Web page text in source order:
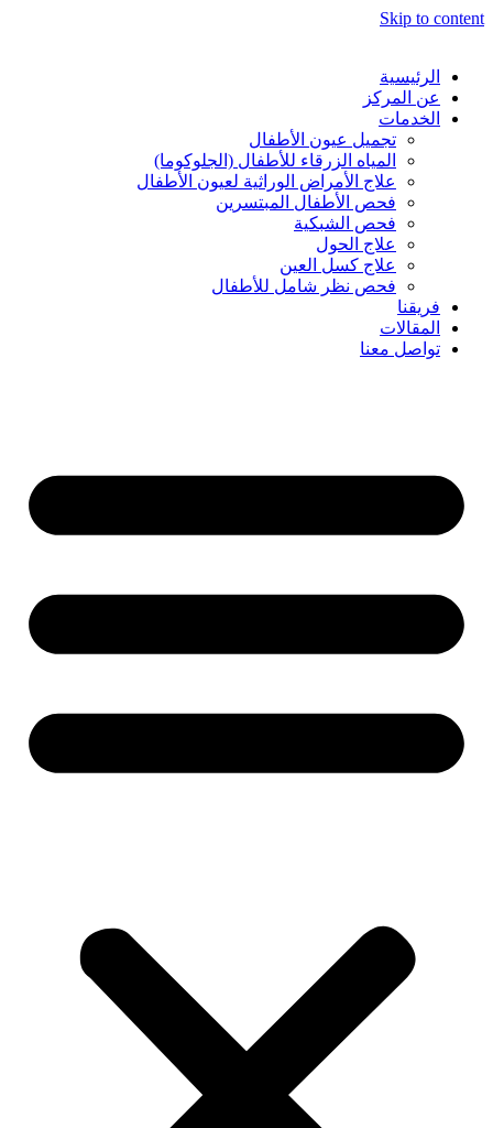
Skip to content
الرئيسية
عن المركز
الخدمات
تجميل عيون الأطفال
المياه الزرقاء للأطفال (الجلوكوما)
⁠علاج الأمراض الوراثية لعيون الأطفال
فحص الأطفال المبتسرين
فحص الشبكية
علاج الحول
علاج كسل العين
فحص نظر شامل للأطفال
فريقنا
المقالات
تواصل معنا